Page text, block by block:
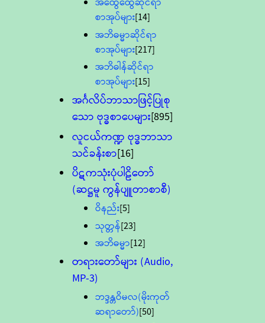
စာအုပ်များ[14]
အဘိဓမ္မာဆိုင်ရာ
စာအုပ်များ[217]
အဘိဓါန်ဆိုင်ရာ
စာအုပ်များ[15]
အင်္ဂလိပ်ဘာသာဖြင့်ပြုစု
သော ဗုဒ္ဓစာပေများ[895]
လူငယ်ကဏ္ဍ ဗုဒ္ဓဘာသာ
သင်ခန်းစာ[16]
ပိဋကသုံးပုံပါဠိတော်
(ဆဋ္ဌမူ ကွန်ပျူတာစာစီ)
ဝိနည်း[5]
သုတ္တန်[23]
အဘိဓမ္မာ[12]
တရားတော်များ (Audio,
MP-3)
ဘဒ္ဒန္တဝိမလ(မိုးကုတ်
ဆရာတော်)[50]